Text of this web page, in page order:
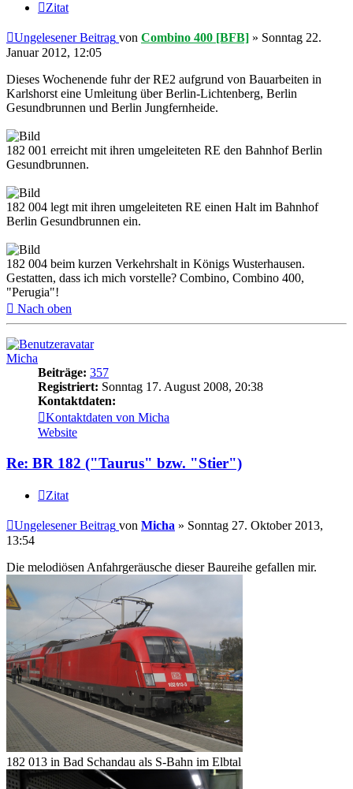
Zitat
Ungelesener Beitrag von Combino 400 [BFB] » Sonntag 22.
Januar 2012, 12:05
Dieses Wochenende fuhr der RE2 aufgrund von Bauarbeiten in
Karlshorst eine Umleitung über Berlin-Lichtenberg, Berlin
Gesundbrunnen und Berlin Jungfernheide.
182 001 erreicht mit ihren umgeleiteten RE den Bahnhof Berlin
Gesundbrunnen.
182 004 legt mit ihren umgeleiteten RE einen Halt im Bahnhof
Berlin Gesundbrunnen ein.
182 004 beim kurzen Verkehrshalt in Königs Wusterhausen.
Gestatten, dass ich mich vorstelle? Combino, Combino 400,
"Perugia"!
Nach oben
Micha
Beiträge: 357
Registriert: Sonntag 17. August 2008, 20:38
Kontaktdaten:
Kontaktdaten von Micha
Website
Re: BR 182 ("Taurus" bzw. "Stier")
Zitat
Ungelesener Beitrag von Micha » Sonntag 27. Oktober 2013,
13:54
Die melodiösen Anfahrgeräusche dieser Baureihe gefallen mir.
182 013 in Bad Schandau als S-Bahn im Elbtal